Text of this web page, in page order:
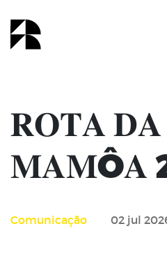
𝐑𝐎𝐓𝐀 𝐃𝐀
𝐌𝐀𝐌Ô𝐀
Comunicação 02 jul